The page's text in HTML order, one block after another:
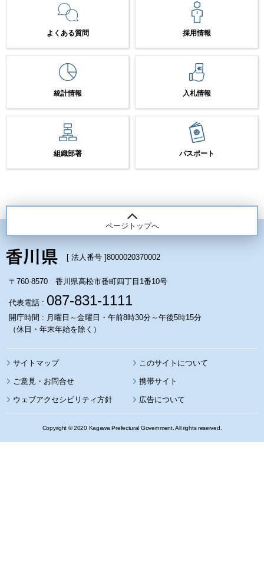
よくある質問 採用情報
統計情報 入札情報
組織部署 パスポート
ページトップへ
[ 法人番号 ]8000020370002
〒760-8570 香川県高松市番町四丁目1番10号
代表電話 : 087-831-1111
開庁時間 : 月曜日～金曜日・午前8時30分～午後5時15分
（休日・年末年始を除く）
サイトマップ このサイトについて
携帯サイト
ウェブアクセシビリティ方針 広告について
Copyright © 2020 Kagawa Prefectural Government. All rights reserved.